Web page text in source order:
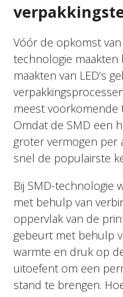
Vóór de opkomst
technologie
maakten van LED’s
meest voorkomende
Omdat de SMD een
groter vermogen per
snel de populairste
Bij SMD-technologie
met behulp van
oppervlak van de
gebeurt met behulp
warmte en druk op
uitoefent om een
stand te brengen.